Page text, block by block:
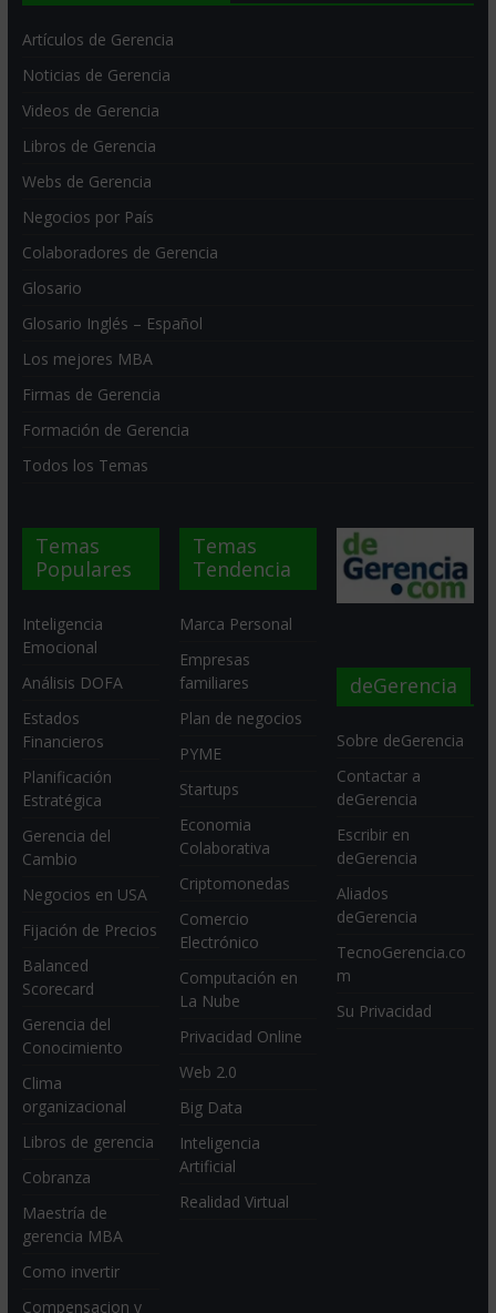
Artículos de Gerencia
Noticias de Gerencia
Videos de Gerencia
Libros de Gerencia
Webs de Gerencia
Negocios por País
Colaboradores de Gerencia
Glosario
Glosario Inglés – Español
Los mejores MBA
Firmas de Gerencia
Formación de Gerencia
Todos los Temas
Temas
Populares
Inteligencia
Emocional
Análisis DOFA
Estados
Financieros
Planificación
Estratégica
Gerencia del
Cambio
Negocios en USA
Fijación de Precios
Balanced
Scorecard
Gerencia del
Conocimiento
Clima
organizacional
Libros de gerencia
Cobranza
Maestría de
gerencia MBA
Como invertir
Compensacion y
Temas
Tendencia
Marca Personal
Empresas
familiares
Plan de negocios
PYME
Startups
Economia
Colaborativa
Criptomonedas
Comercio
Electrónico
Computación en
La Nube
Privacidad Online
Web 2.0
Big Data
Inteligencia
Artificial
Realidad Virtual
deGerencia
Sobre deGerencia
Contactar a
deGerencia
Escribir en
deGerencia
Aliados
deGerencia
TecnoGerencia.co
m
Su Privacidad